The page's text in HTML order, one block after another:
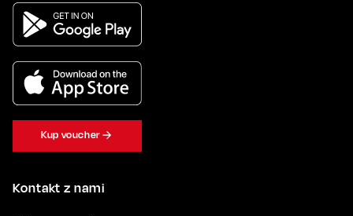
Kontakt z nami
Kup voucher